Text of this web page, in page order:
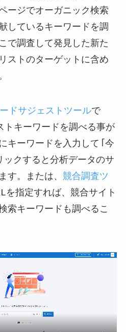
ージでオーガニック検索
しているキーワードを調
で調査して発見した新た
ストのターゲットに含め
ドサジェストツールで
キーワードを調べる事が
キーワードを入力して「今
ックすると分析データのサ
す。または、 競合調査ツ
を指定すれば、競合サイト
索キーワードも調べるこ